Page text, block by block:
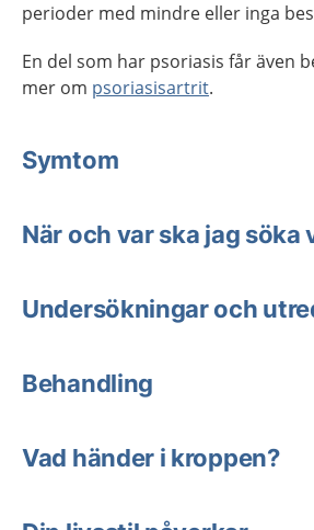
perioder med mindre eller inga
En del som har psoriasis får även
mer om psoriasisartrit.
Symtom
När och var ska jag söka
Undersökningar och
Behandling
Vad händer i kroppen?